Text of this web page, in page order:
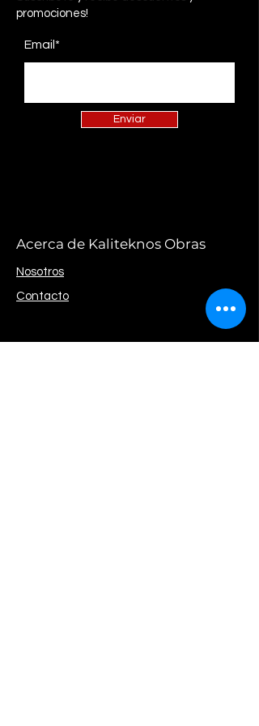
de tu sitio y también a tu app móvil
promociones!
Email*
Enviar
Acerca de Kaliteknos Obras
Nosotros
Contacto